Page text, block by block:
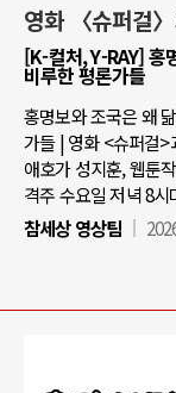
영화 〈슈퍼걸
[K-컬처, Y-RAY] 홍
비루한 평론가들
홍명보와 조국은 왜
가들 | 영화 <슈퍼걸>
애호가 성지훈, 웹툰
격주 수요일 저녁 8
참세상 영상팀